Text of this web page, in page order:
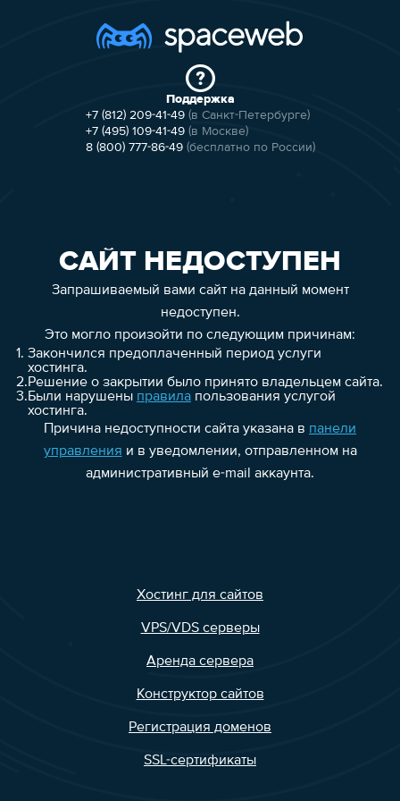
Поддержка
+7 (812) 209-41-49 (в Санкт-Петербурге)
+7 (495) 109-41-49 (в Москве)
8 (800) 777-86-49 (бесплатно по России)
САЙТ НЕДОСТУПЕН
Запрашиваемый вами сайт на данный момент
недоступен.
Это могло произойти по следующим причинам:
1. Закончился предоплаченный период услуги
хостинга.
2.Решение о закрытии было принято владельцем сайта.
3.Были нарушены правилапользования услугой
хостинга.
Причина недоступности сайта указана в панели
управления и в уведомлении, отправленном на
административный e-mail аккаунта.
Хостинг для сайтов
VPS/VDS серверы
Аренда сервера
Конструктор сайтов
Регистрация доменов
SSL-сертификаты